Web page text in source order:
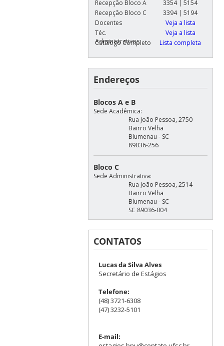
Recepção Bloco A
3354 | 5154
Recepção Bloco C
3394 | 5194
Docentes
Veja a lista
Téc.
Administrativos
Veja a lista
Catálogo Completo
Lista completa
Endereços
Blocos A e B
Sede Acadêmica:
Rua João Pessoa, 2750
Bairro Velha
Blumenau - SC
89036-256
Bloco C
Sede Administrativa:
Rua João Pessoa, 2514
Bairro Velha
Blumenau - SC
SC 89036-004
CONTATOS
Lucas da Silva Alves
Secretário de Estágios
Telefone:
(48) 3721-6308
(47) 3232-5101
E-mail: